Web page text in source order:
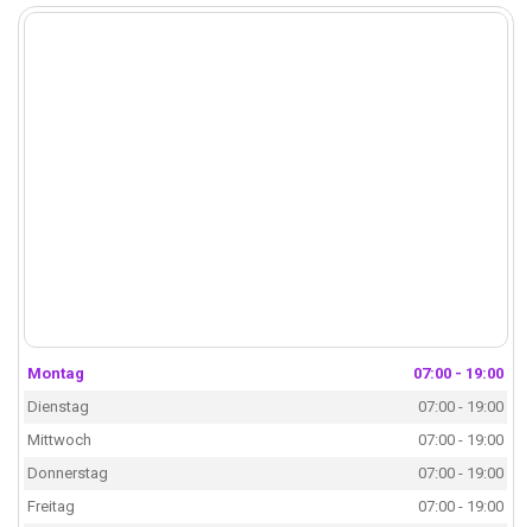
Montag
07:00 - 19:00
Dienstag
07:00 - 19:00
Mittwoch
07:00 - 19:00
Donnerstag
07:00 - 19:00
Freitag
07:00 - 19:00